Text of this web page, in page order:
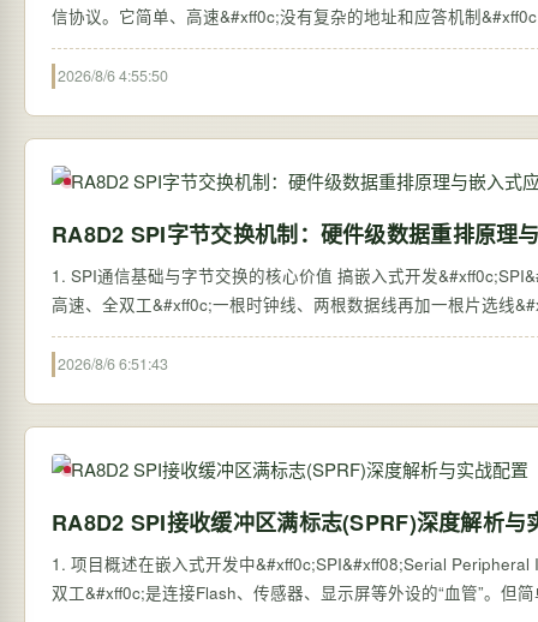
信协议。它简单、高速&#xff0c;没有复杂的地址和应答机制
2026/8/6 4:55:50
RA8D2 SPI字节交换机制：硬件级数据重排原理
1. SPI通信基础与字节交换的核心价值 搞嵌入式开发
高速、全双工&#xff0c;一根时钟线、两根数据线再加一根片选线
2026/8/6 6:51:43
RA8D2 SPI接收缓冲区满标志(SPRF)深度解析与
1. 项目概述在嵌入式开发中&#xff0c;SPI&#xff08;Serial
双工&#xff0c;是连接Flash、传感器、显示屏等外设的“血管”。但